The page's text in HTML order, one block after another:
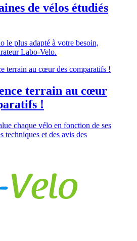
de vélos étudiés
le plus adapté à votre besoin,
Labo-Velo.
terrain au cœur
!
chaque vélo en fonction de ses
techniques et des avis des